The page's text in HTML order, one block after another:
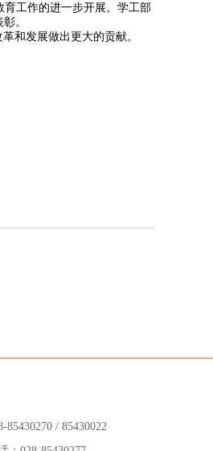
工作的进一步开展。学工部
。
和发展做出更大的贡献。
/ 85430022